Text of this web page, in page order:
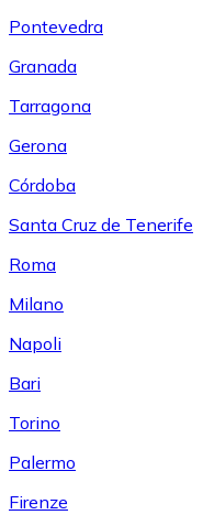
Pontevedra
Granada
Tarragona
Gerona
Córdoba
Santa Cruz de Tenerife
Roma
Milano
Napoli
Bari
Torino
Palermo
Firenze